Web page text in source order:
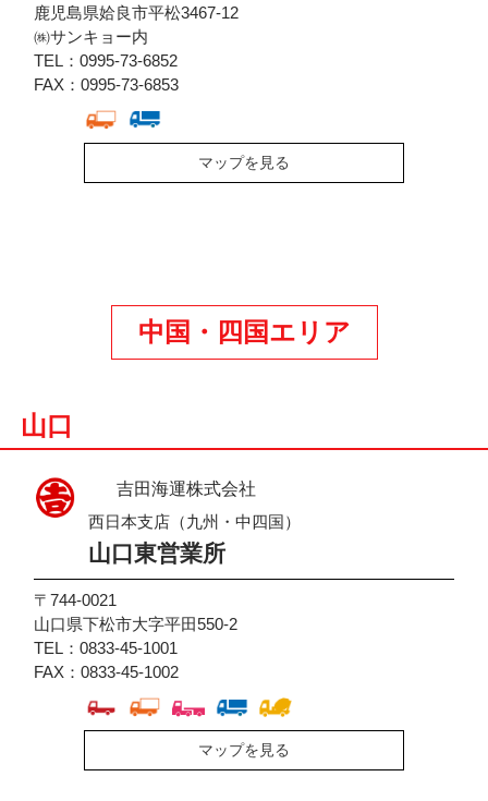
鹿児島県姶良市平松3467-12
㈱サンキョー内
TEL：0995-73-6852
FAX：0995-73-6853
マップを見る
中国・四国エリア
山口
吉田海運株式会社
西日本支店（九州・中四国）
山口東営業所
〒744-0021
山口県下松市大字平田550-2
TEL：0833-45-1001
FAX：0833-45-1002
マップを見る